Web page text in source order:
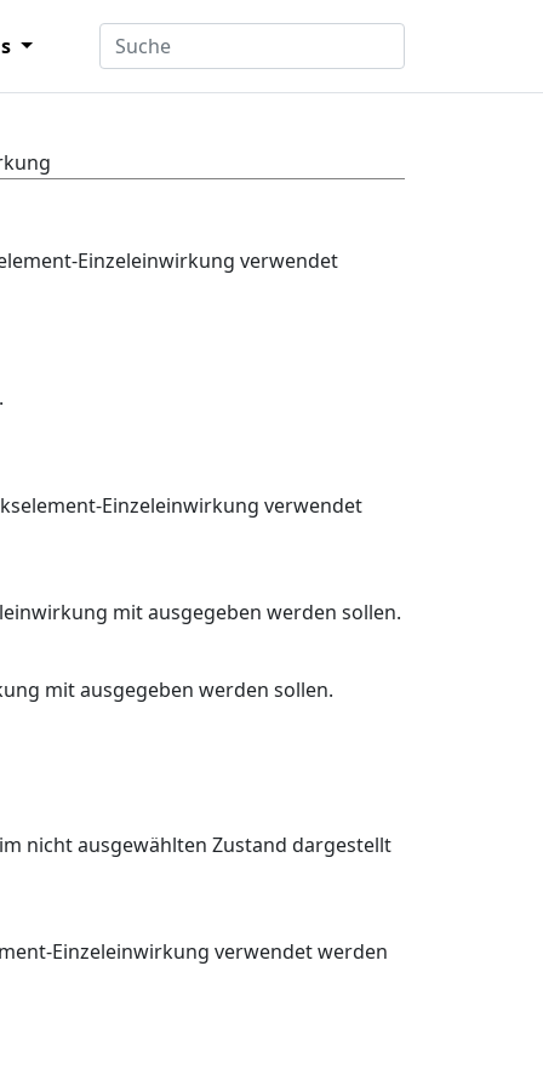
Einzeleinwirkung verwendet
Einzeleinwirkung verwendet
mit ausgegeben werden sollen.
mit ausgegeben werden sollen.
nicht ausgewählten Zustand dargestellt
Einzeleinwirkung verwendet werden